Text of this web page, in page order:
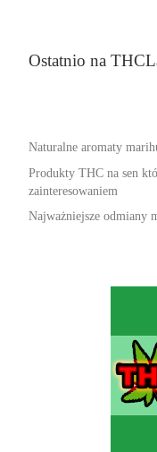
Ostatnio na
Naturalne aromaty
Produkty THC na sen
zainteresowaniem
Najważniejsze odmiany